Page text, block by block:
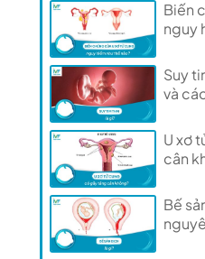
Biến
nguy
Suy
và
U xơ
cân
Bế